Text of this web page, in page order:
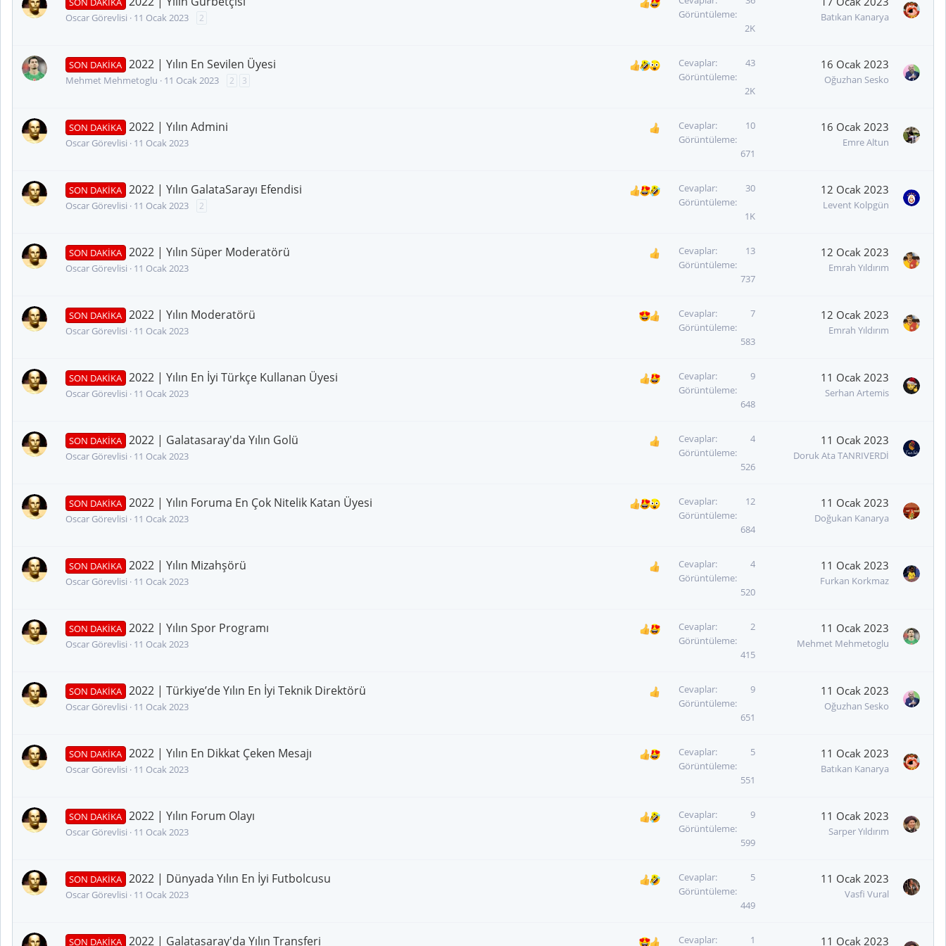
Oscar Görevlisi 11 Ocak 2023 2
Görüntüleme
2K
Batıkan Kanarya
SON DAKİKA 2022 | Yılın En Sevilen Üyesi
Mehmet Mehmetoglu 11 Ocak 2023 2 3
Cevaplar
43
Görüntüleme
2K
16 Ocak 2023
Oğuzhan Sesko
SON DAKİKA 2022 | Yılın Admini
Oscar Görevlisi 11 Ocak 2023
Cevaplar
10
Görüntüleme
671
16 Ocak 2023
Emre Altun
SON DAKİKA 2022 | Yılın GalataSarayı Efendisi
Oscar Görevlisi 11 Ocak 2023 2
Cevaplar
30
Görüntüleme
1K
12 Ocak 2023
Levent Kolpgün
SON DAKİKA 2022 | Yılın Süper Moderatörü
Oscar Görevlisi 11 Ocak 2023
Cevaplar
13
Görüntüleme
737
12 Ocak 2023
Emrah Yıldırım
SON DAKİKA 2022 | Yılın Moderatörü
Oscar Görevlisi 11 Ocak 2023
Cevaplar
7
Görüntüleme
583
12 Ocak 2023
Emrah Yıldırım
SON DAKİKA 2022 | Yılın En İyi Türkçe Kullanan Üyesi
Oscar Görevlisi 11 Ocak 2023
Cevaplar
9
Görüntüleme
648
11 Ocak 2023
Serhan Artemis
SON DAKİKA 2022 | Galatasaray'da Yılın Golü
Oscar Görevlisi 11 Ocak 2023
Cevaplar
4
Görüntüleme
526
11 Ocak 2023
Doruk Ata TANRIVERDİ
SON DAKİKA 2022 | Yılın Foruma En Çok Nitelik Katan Üyesi
Oscar Görevlisi 11 Ocak 2023
Cevaplar
12
Görüntüleme
684
11 Ocak 2023
Doğukan Kanarya
SON DAKİKA 2022 | Yılın Mizahşörü
Oscar Görevlisi 11 Ocak 2023
Cevaplar
4
Görüntüleme
520
11 Ocak 2023
Furkan Korkmaz
SON DAKİKA 2022 | Yılın Spor Programı
Oscar Görevlisi 11 Ocak 2023
Cevaplar
2
Görüntüleme
415
11 Ocak 2023
Mehmet Mehmetoglu
SON DAKİKA 2022 | Türkiye’de Yılın En İyi Teknik Direktörü
Oscar Görevlisi 11 Ocak 2023
Cevaplar
9
Görüntüleme
651
11 Ocak 2023
Oğuzhan Sesko
SON DAKİKA 2022 | Yılın En Dikkat Çeken Mesajı
Oscar Görevlisi 11 Ocak 2023
Cevaplar
5
Görüntüleme
551
11 Ocak 2023
Batıkan Kanarya
SON DAKİKA 2022 | Yılın Forum Olayı
Oscar Görevlisi 11 Ocak 2023
Cevaplar
9
Görüntüleme
599
11 Ocak 2023
Sarper Yıldırım
SON DAKİKA 2022 | Dünyada Yılın En İyi Futbolcusu
Oscar Görevlisi 11 Ocak 2023
Cevaplar
5
Görüntüleme
449
11 Ocak 2023
Vasfi Vural
SON DAKİKA 2022 | Galatasaray'da Yılın Transferi Cevaplar 1 11 Ocak 2023